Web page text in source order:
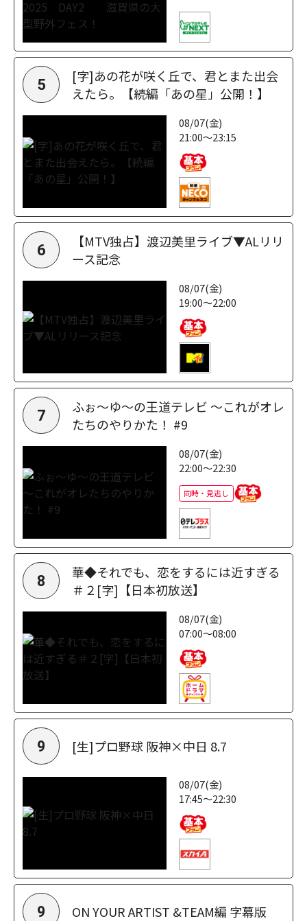
5
[字]あの花が咲く丘で、君とまた出会
えたら。【続編「あの星」公開！】
08/07(金)
21:00～23:15
6
【MTV独占】渡辺美里ライブ▼ALリリ
ース記念
08/07(金)
19:00～22:00
7
ふぉ～ゆ～の王道テレビ ～これがオレ
たちのやりかた！ #9
08/07(金)
22:00～22:30
同時・見逃し
8
華◆それでも、恋をするには近すぎる
＃２[字]【日本初放送】
08/07(金)
07:00～08:00
9 [生]プロ野球 阪神×中日 8.7
08/07(金)
17:45～22:30
9 ON YOUR ARTIST &TEAM編 字幕版